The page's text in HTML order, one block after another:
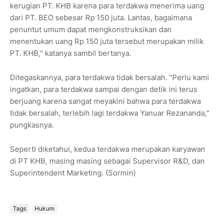
kerugian PT. KHB karena para terdakwa menerima uang
dari PT. BEO sebesar Rp 150 juta. Lantas, bagaimana
penuntut umum dapat mengkonstruksikan dan
menentukan uang Rp 150 juta tersebut merupakan milik
PT. KHB," katanya sambil bertanya.
Ditegaskannya, para terdakwa tidak bersalah. "Perlu kami
ingatkan, para terdakwa sampai dengan detik ini terus
berjuang karena sangat meyakini bahwa para terdakwa
tidak bersalah, terlebih lagi terdakwa Yanuar Rezananda,"
pungkasnya.
Seperti diketahui, kedua terdakwa merupakan karyawan
di PT KHB, masing masing sebagai Supervisor R&D, dan
Superintendent Marketing. (Sormin)
Tags Hukum